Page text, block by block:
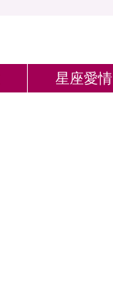
星座愛情